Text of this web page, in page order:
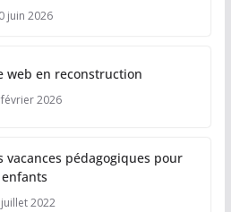
juin 2026
web en reconstruction
2026
vacances pédagogiques pour
2022